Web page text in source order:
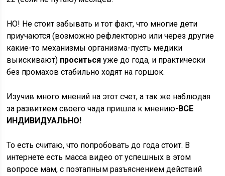
НО! Не стоит забывать и тот факт, что многие дети
приучаются (возможно рефлекторно или через другие
какие-то механизмы организма-пусть медики
выискивают) проситься уже до года, и практически
без промахов стабильно ходят на горшок.
Изучив много мнений на этот счет, а так же наблюдая
за развитием своего чада пришла к мнению-ВСЕ
ИНДИВИДУАЛЬНО!
То есть считаю, что попробовать до года стоит. В
интернете есть масса видео от успешных в этом
вопросе мам, с поэтапным разъяснением действий